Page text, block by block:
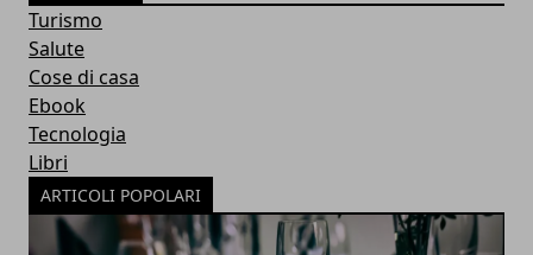
Turismo
Salute
Cose di casa
Ebook
Tecnologia
Libri
ARTICOLI POPOLARI